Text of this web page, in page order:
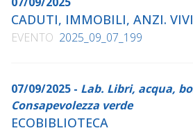
CADUTI, IMMOBILI, ANZI.
EVENTO 2025_09_07_199
07/09/2025 - Lab. Libri, acqua,
Consapevolezza verde
ECOBIBLIOTECA